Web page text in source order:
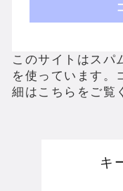
このサイトはス
を使っています。
細はこちらをご覧
キ